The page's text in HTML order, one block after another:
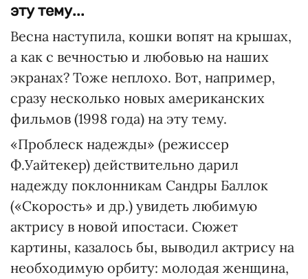
эту тему...
Весна наступила, кошки вопят на крышах,
а как с вечностью и любовью на наших
экранах? Тоже неплохо. Вот, например,
сразу несколько новых американских
фильмов (1998 года) на эту тему.
«Проблеск надежды» (режиссер
Ф.Уайтекер) действительно дарил
надежду поклонникам Сандры Баллок
(«Скорость» и др.) увидеть любимую
актрису в новой ипостаси. Сюжет
картины, казалось бы, выводил актрису на
необходимую орбиту: молодая женщина,